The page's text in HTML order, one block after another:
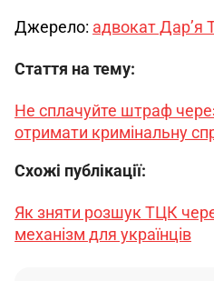
Джерело: адвокат Дар’я
Стаття на тему:
Не сплачуйте штраф
отримати кримінальну
Схожі публікації:
Як зняти розшук ТЦК
механізм для українців